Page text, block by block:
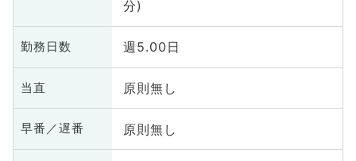
分)
勤務日数 週5.00日
当直 原則無し
早番／遅番 原則無し